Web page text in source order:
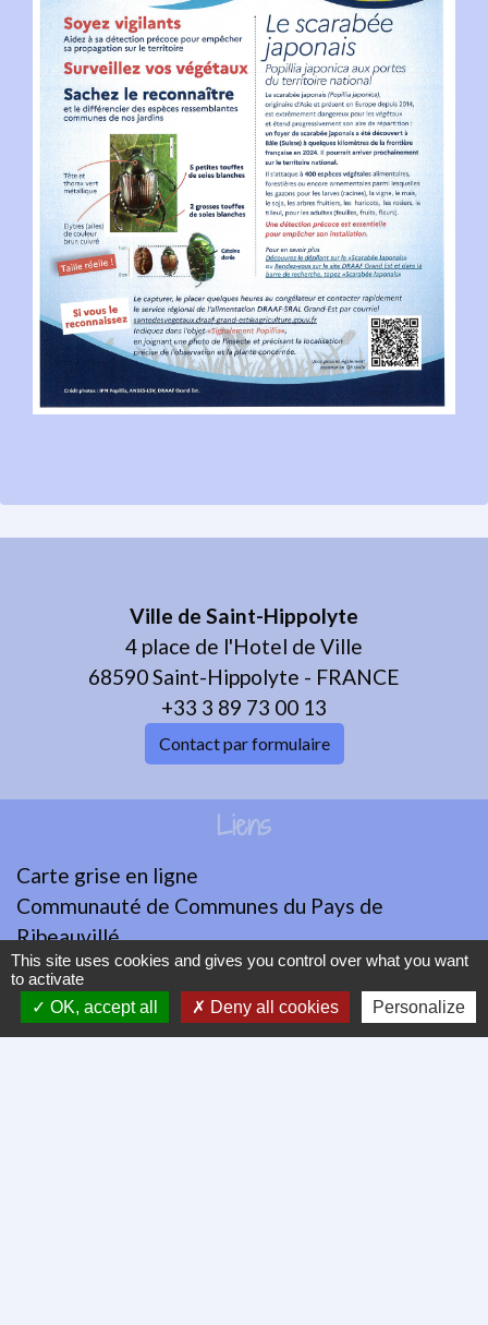
Ville de Saint-Hippolyte
4 place de l'Hotel de Ville
68590 Saint-Hippolyte - FRANCE
+33 3 89 73 00 13
Contact par formulaire
Liens
Carte grise en ligne
Communauté de Communes du Pays de
Ribeauvillé
Démarches administratives
Ville de Colmar
Tourisme en Alsace
This site uses cookies and gives you control over what you want
to activate
OK, accept all
Deny all cookies Personalize